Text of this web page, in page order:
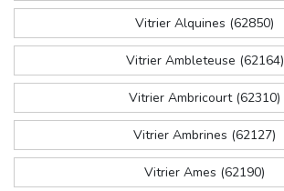
Vitrier Alquines (62850)
Vitrier Ambleteuse (62164)
Vitrier Ambricourt (62310)
Vitrier Ambrines (62127)
Vitrier Ames (62190)